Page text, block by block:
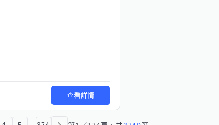
查看詳情